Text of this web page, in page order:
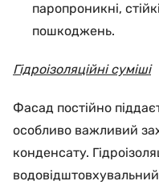
паропроникні,
пошкоджень.
Гідроізоляційні суміші
Фасад постійно
особливо важливий
конденсату.